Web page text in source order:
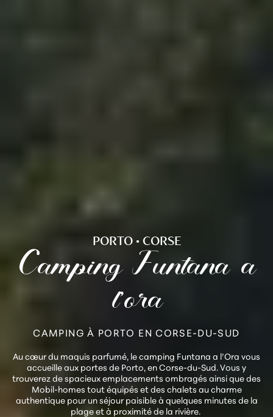
CAMPING À PORTO EN CORSE-DU-SUD
Camping Funtana a
l’ora
PORTO • CORSE
Au cœur du maquis parfumé, le camping Funtana a l’Ora vous
accueille aux portes de Porto, en Corse-du-Sud. Vous y
trouverez de spacieux emplacements ombragés ainsi que des
Mobil-homes tout équipés et des chalets au charme
authentique pour un séjour paisible à quelques minutes de la
plage et à proximité de la rivière.